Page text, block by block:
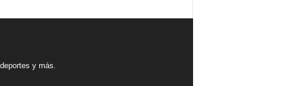
y más.